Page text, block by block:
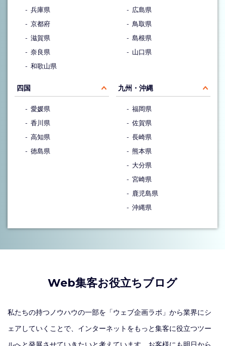
兵庫県
京都府
滋賀県
奈良県
和歌山県
広島県
鳥取県
島根県
山口県
四国
愛媛県
香川県
高知県
徳島県
九州・沖縄
福岡県
佐賀県
長崎県
熊本県
大分県
宮崎県
鹿児島県
沖縄県
Web集客お役立ちブログ
私たちの持つノウハウの一部を「ウェブ企画ラボ」から業界にシ
ェアしていくことで、インターネットをもっと集客に役立つツー